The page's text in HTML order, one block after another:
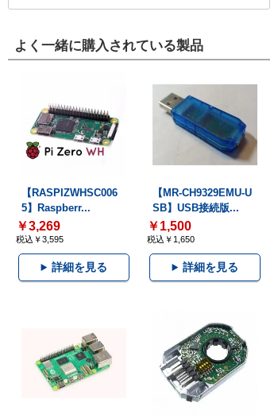
よく一緒に購入されている製品
【RASPIZWHSC006
5】Raspberr...
￥3,269
税込￥3,595
詳細を見る
【MR-CH9329EMU-U
SB】USB接続版...
￥1,500
税込￥1,650
詳細を見る